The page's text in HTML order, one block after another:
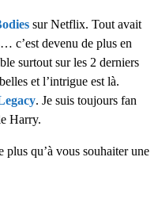
sur Netflix. Tout avait
c’est devenu de plus en
surtout sur les 2 derniers
et l’intrigue est là.
. Je suis toujours fan
Harry.
plus qu’à vous souhaiter une